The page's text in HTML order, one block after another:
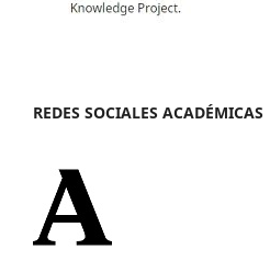
REDES SOCIALES ACADÉMICAS